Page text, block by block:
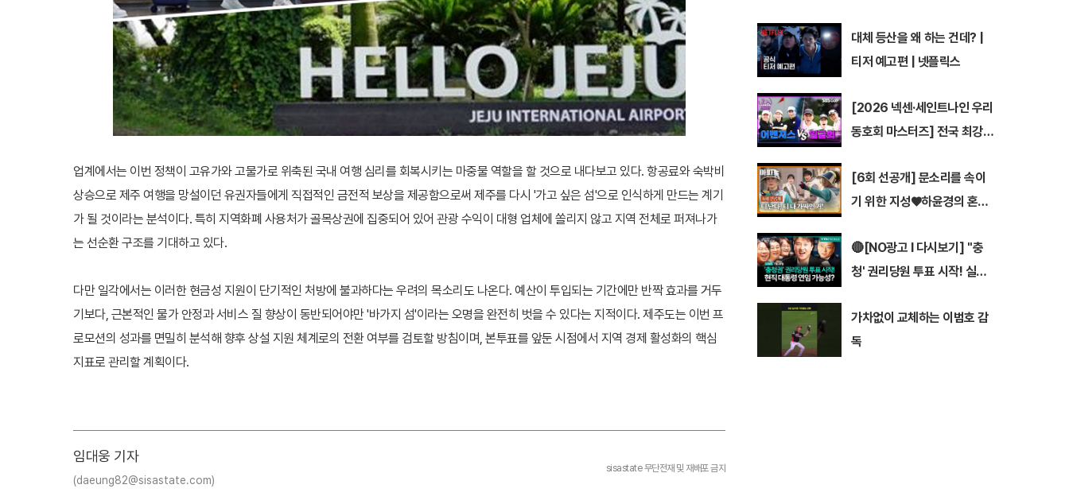
업계에서는 이번 정책이 고유가와 고물가로 위축된 국내 여행 심리를 회복시키는 마중물 역할을 할 것으로 내다보고 있다. 항공료와 숙박비
상승으로 제주 여행을 망설이던 유권자들에게 직접적인 금전적 보상을 제공함으로써 제주를 다시 '가고 싶은 섬'으로 인식하게 만드는 계기
가 될 것이라는 분석이다. 특히 지역화폐 사용처가 골목상권에 집중되어 있어 관광 수익이 대형 업체에 쏠리지 않고 지역 전체로 퍼져나가
는 선순환 구조를 기대하고 있다.
다만 일각에서는 이러한 현금성 지원이 단기적인 처방에 불과하다는 우려의 목소리도 나온다. 예산이 투입되는 기간에만 반짝 효과를 거두
기보다, 근본적인 물가 안정과 서비스 질 향상이 동반되어야만 '바가지 섬'이라는 오명을 완전히 벗을 수 있다는 지적이다. 제주도는 이번 프
로모션의 성과를 면밀히 분석해 향후 상설 지원 체계로의 전환 여부를 검토할 방침이며, 본투표를 앞둔 시점에서 지역 경제 활성화의 핵심
지표로 관리할 계획이다.
임대웅 기자
(daeung82@sisastate.com)
sisastate 무단전재 및 재배포 금지
며 맹비난했다. 특히 네바다주 라스베대체 등산을 왜 하는 건데? |
티저 예고편 | 넷플릭스
[2026 넥센·세인트나인 우리
동호회 마스터즈] 전국 최강
여정! 파티움 어벤져스 vs 일
금회 | 16강 1경기
[6회 선공개] 문소리를 속이
기 위한 지성♥하윤경의 혼신
6(일) 밤 10시 30분 방송
🔴[NO광고 I 다시보기] ''충
청' 권리당원 투표 시작! 실시
한 당대표 1위는? I #이동형 #
김민석 #정청래 #전당대회
가차없이 교체하는 이범호 감
독